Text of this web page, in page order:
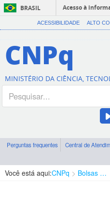
BRASIL
Acesso à
ACESSIBILIDADE ALTO
CNPq
MINISTÉRIO DA CIÊNCIA,
Perguntas frequentes Central de
Você está aqui:CNPq Bolsas e Auxílios Vigentes